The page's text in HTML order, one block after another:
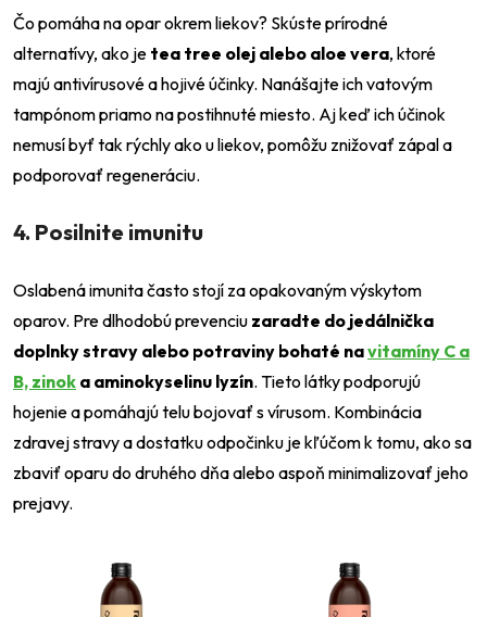
Čo pomáha na opar okrem liekov? Skúste prírodné
alternatívy, ako je tea tree olej alebo aloe vera, ktoré
majú antivírusové a hojivé účinky. Nanášajte ich vatovým
tampónom priamo na postihnuté miesto. Aj keď ich účinok
nemusí byť tak rýchly ako u liekov, pomôžu znižovať zápal a
podporovať regeneráciu.
4. Posilnite imunitu
Oslabená imunita často stojí za opakovaným výskytom
oparov. Pre dlhodobú prevenciu zaradte do jedálnička
doplnky stravy alebo potraviny bohaté navitamíny C a
B, zinok a aminokyselinu lyzín. Tieto látky podporujú
hojenie a pomáhajú telu bojovať s vírusom. Kombinácia
zdravej stravy a dostatku odpočinku je kľúčom k tomu, ako sa
zbaviť oparu do druhého dňa alebo aspoň minimalizovať jeho
prejavy.